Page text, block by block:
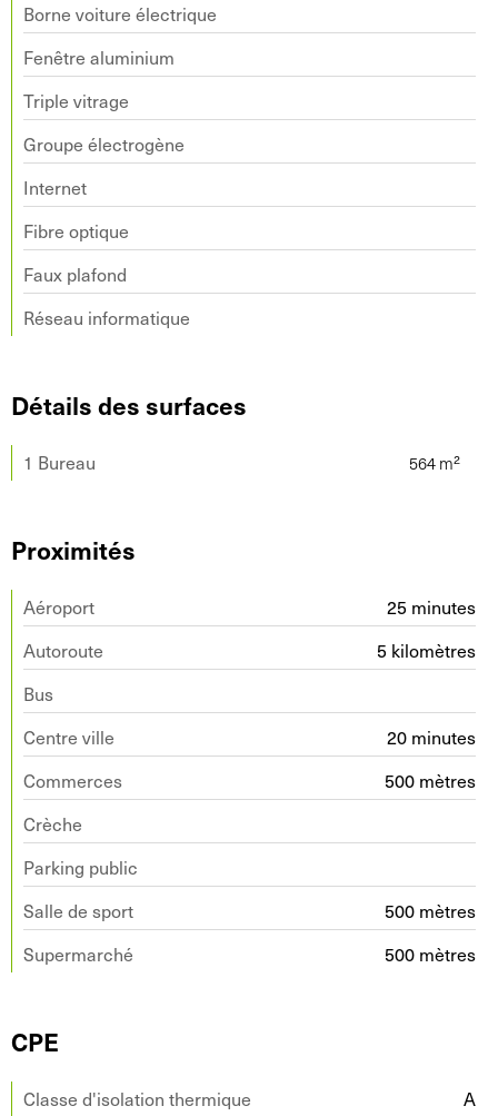
Borne voiture électrique
Fenêtre aluminium
Triple vitrage
Groupe électrogène
Internet
Fibre optique
Faux plafond
Réseau informatique
Détails des surfaces
1 Bureau
Proximités
Aéroport
25 minutes
Autoroute
5 kilomètres
Bus
Centre ville
20 minutes
Commerces
500 mètres
Crèche
Parking public
Salle de sport
500 mètres
Supermarché
500 mètres
CPE
Classe d'isolation thermique A